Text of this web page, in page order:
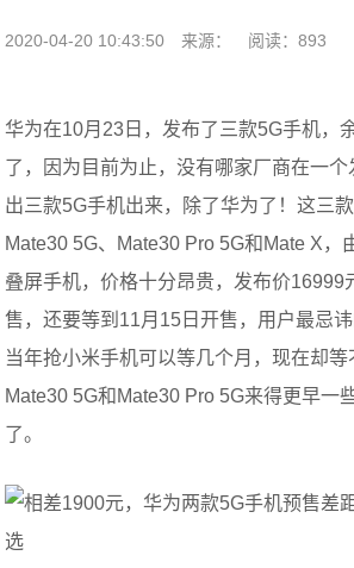
2020-04-20 10:43:50 来源： 阅读：893
华为在10月23日，发布了三款5G手机，
了，因为目前为止，没有哪家厂商在一
出三款5G手机出来，除了华为了！这三
Mate30 5G、Mate30 Pro 5G和Mate X，
叠屏手机，价格十分昂贵，发布价16999
售，还要等到11月15日开售，用户最忌讳
当年抢小米手机可以等几个月，现在却
Mate30 5G和Mate30 Pro 5G来得更早一
了。